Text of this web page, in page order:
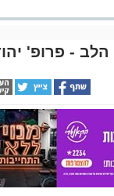
- פרופ'